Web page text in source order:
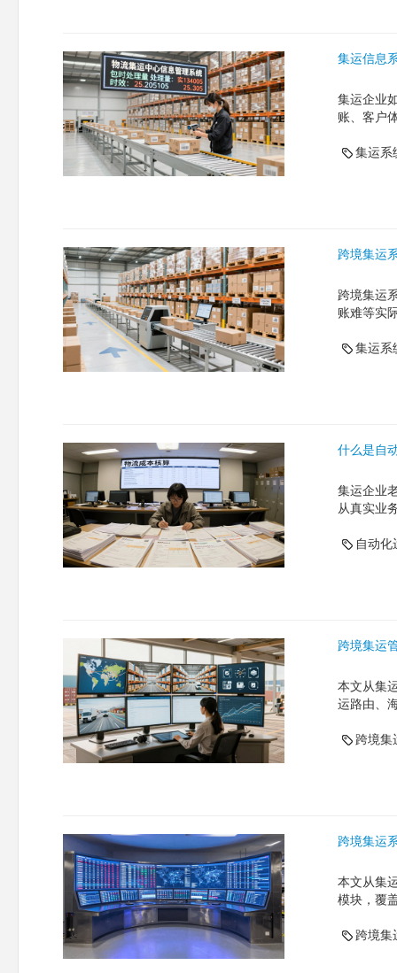
集运信息
集运企业
账、客户
集运系
跨境集运
跨境集运
账难等实
集运系
什么是自
集运企业
从真实业
自动化
跨境集运
本文从集
运路由、
跨境集
跨境集运
本文从集
模块，覆
跨境集